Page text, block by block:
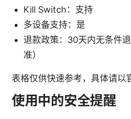
Kill Switch：支持
多设备支持：是
退款政策：30天内无条件
准）
表格仅供快速参考，具体请以
使用中的安全提醒